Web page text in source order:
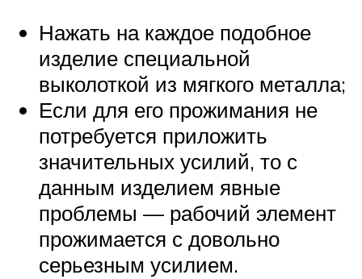
Нажать на каждое подобное
изделие специальной
выколоткой из мягкого металла;
Если для его прожимания не
потребуется приложить
значительных усилий, то с
данным изделием явные
проблемы — рабочий элемент
прожимается с довольно
серьезным усилием.